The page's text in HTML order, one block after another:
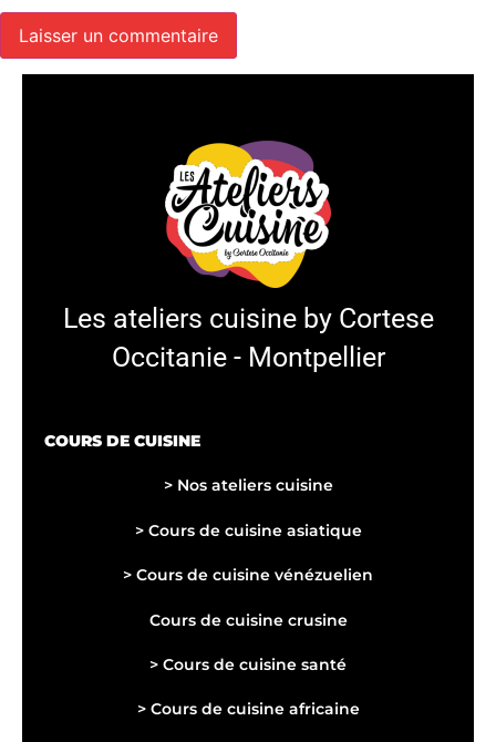
Les ateliers cuisine by Cortese
Occitanie - Montpellier
COURS DE CUISINE
> Nos ateliers cuisine
>Cours de cuisine asiatique
> Cours de cuisine vénézuelien
Cours de cuisine crusine
> Cours de cuisine santé
>Cours de cuisine africaine